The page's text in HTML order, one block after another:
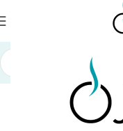
Υγρά Αναπλήρωσης